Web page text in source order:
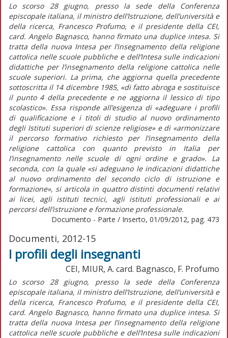
Lo scorso 28 giugno, presso la sede della Conferenza
episcopale italiana, il ministro dell’Istruzione, dell’università e
della ricerca, Francesco Profumo, e il presidente della CEI,
card. Angelo Bagnasco, hanno firmato una duplice intesa. Si
tratta della nuova Intesa per l’insegnamento della religione
cattolica nelle scuole pubbliche e dell’Intesa sulle indicazioni
didattiche per l’insegnamento della religione cattolica nelle
scuole superiori. La prima, che aggiorna quella precedente
sottoscritta il 14 dicembre 1985, «di fatto abroga e sostituisce
il punto 4 della precedente e ne aggiorna il lessico di tipo
scolastico». Essa risponde all’esigenza di «adeguare i profili
di qualificazione e i titoli di studio al nuovo ordinamento
degli Istituti superiori di scienze religiose» e di «armonizzare
il percorso formativo richiesto per l’insegnamento della
religione cattolica con quanto previsto in Italia per
l’insegnamento nelle scuole di ogni ordine e grado». La
seconda, con la quale «si adeguano le indicazioni didattiche
al nuovo ordinamento del secondo ciclo di istruzione e
formazione», si articola in quattro distinti documenti relativi
ai licei, agli istituti tecnici, agli istituti professionali e ai
percorsi dell’istruzione e formazione professionale.
Documento - Parte / Inserto, 01/09/2012, pag. 473
Documenti, 2012-15
I profili degli insegnanti
CEI, MIUR, A. card. Bagnasco, F. Profumo
Lo scorso 28 giugno, presso la sede della Conferenza
episcopale italiana, il ministro dell’Istruzione, dell’università e
della ricerca, Francesco Profumo, e il presidente della CEI,
card. Angelo Bagnasco, hanno firmato una duplice intesa. Si
tratta della nuova Intesa per l’insegnamento della religione
cattolica nelle scuole pubbliche e dell’Intesa sulle indicazioni